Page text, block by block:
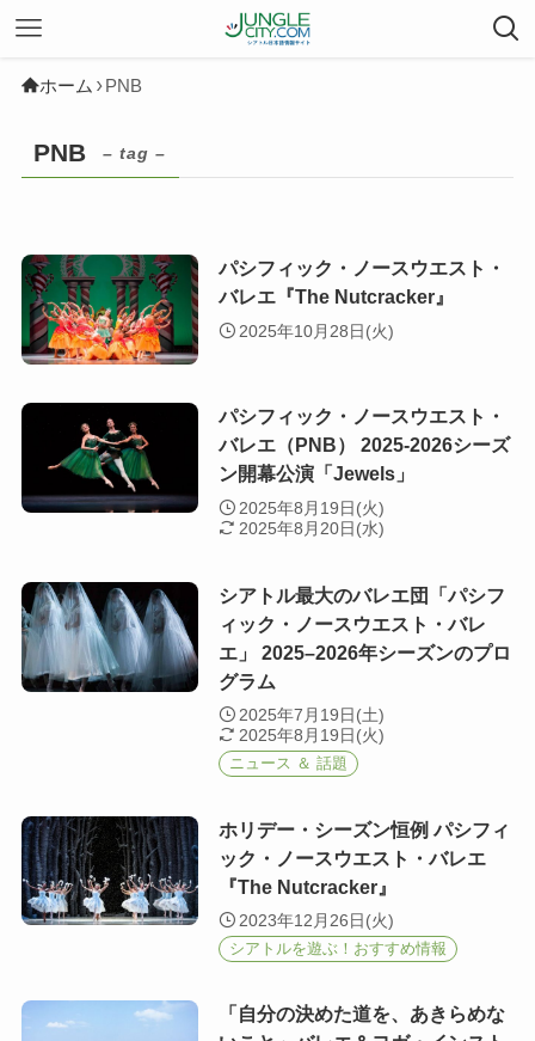
ホーム PNB
PNB – tag –
パシフィック・ノースウエスト・
バレエ『The Nutcracker』
2025年10月28日(火)
パシフィック・ノースウエスト・
バレエ（PNB） 2025-2026シーズ
ン開幕公演「Jewels」
2025年8月19日(火)
2025年8月20日(水)
シアトル最大のバレエ団「パシフ
ィック・ノースウエスト・バレ
エ」 2025–2026年シーズンのプロ
グラム
2025年7月19日(土)
2025年8月19日(火)
ニュース ＆ 話題
ホリデー・シーズン恒例 パシフィ
ック・ノースウエスト・バレエ
『The Nutcracker』
2023年12月26日(火)
シアトルを遊ぶ！おすすめ情報
「自分の決めた道を、あきらめな